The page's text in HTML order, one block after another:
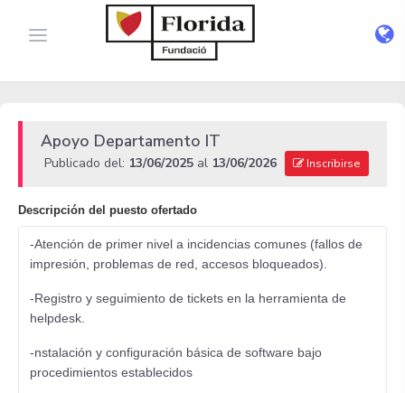
Apoyo Departamento IT
Publicado del: 13/06/2025 al 13/06/2026 Inscribirse
Descripción del puesto ofertado
-Atención de primer nivel a incidencias comunes (fallos de
impresión, problemas de red, accesos bloqueados).
-Registro y seguimiento de tickets en la herramienta de
helpdesk.
-nstalación y configuración básica de software bajo
procedimientos establecidos